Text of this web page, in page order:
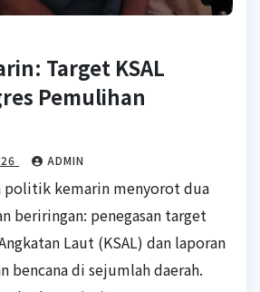
Target KSAL
Pemulihan
ADMIN
politik kemarin menyorot dua
beriringan: penegasan target
Laut (KSAL) dan laporan
bencana di sejumlah daerah.